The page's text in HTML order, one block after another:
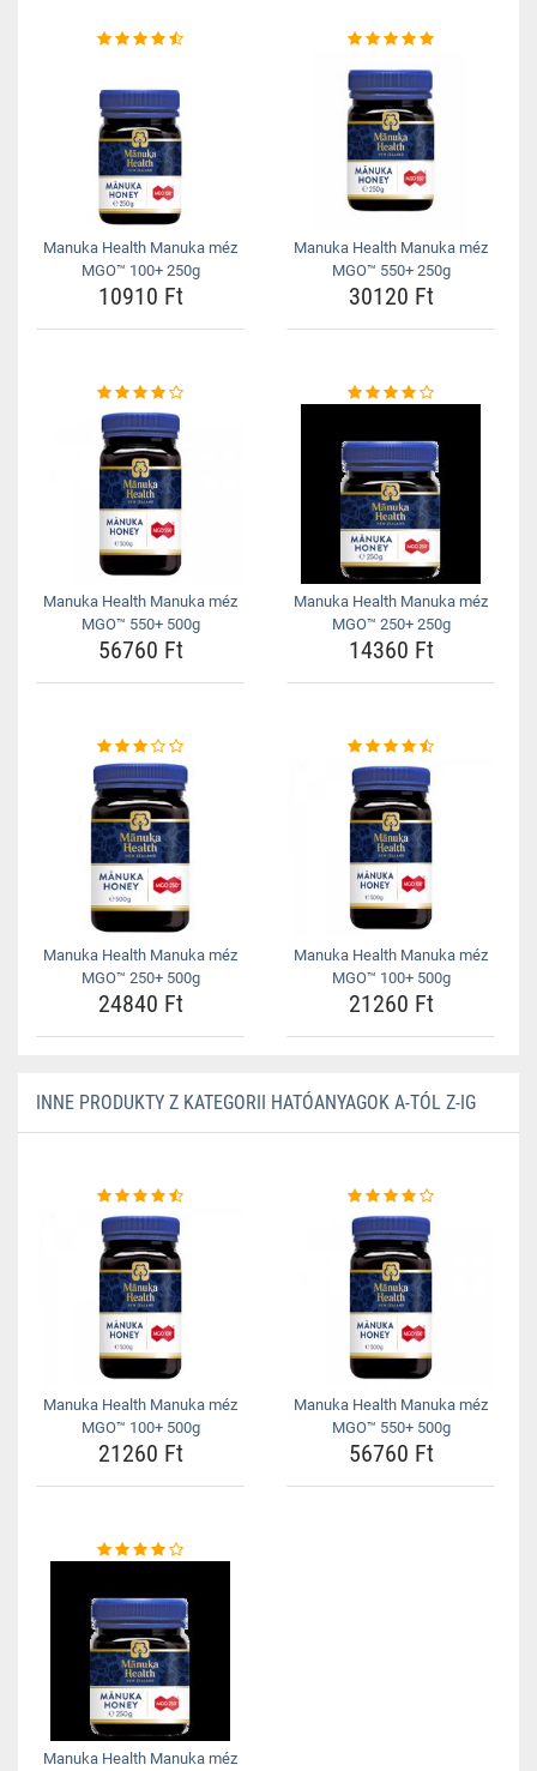
Manuka Health Manuka méz
MGO™ 100+ 250g
10910 Ft
Manuka Health Manuka méz
MGO™ 550+ 250g
30120 Ft
Manuka Health Manuka méz
MGO™ 550+ 500g
56760 Ft
Manuka Health Manuka méz
MGO™ 250+ 250g
14360 Ft
Manuka Health Manuka méz
MGO™ 250+ 500g
24840 Ft
Manuka Health Manuka méz
MGO™ 100+ 500g
21260 Ft
INNE PRODUKTY Z KATEGORII HATÓANYAGOK A-TÓL Z-IG
Manuka Health Manuka méz
MGO™ 100+ 500g
21260 Ft
Manuka Health Manuka méz
MGO™ 550+ 500g
56760 Ft
Manuka Health Manuka méz